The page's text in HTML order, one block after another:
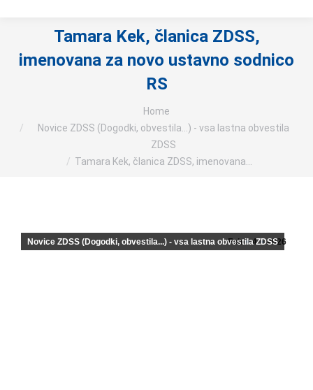
Tamara Kek, članica ZDSS,
imenovana za novo ustavno sodnico
RS
Home
Novice ZDSS (Dogodki, obvestila...) - vsa lastna obvestila
ZDSS
Tamara Kek, članica ZDSS, imenovana…
Feb 4 2026
Novice ZDSS (Dogodki, obvestila...) - vsa lastna obvestila ZDSS